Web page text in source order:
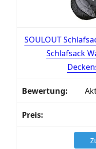
SOULOUT
Schlafsack